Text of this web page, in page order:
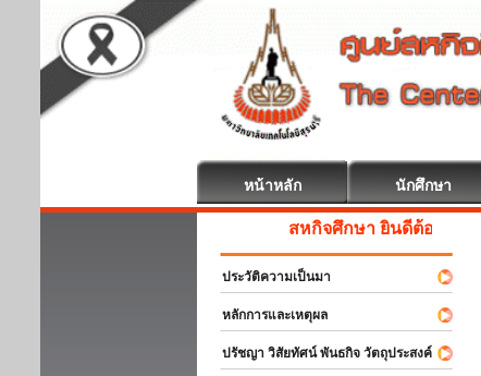
หน้าหลัก นักศึกษา
สหกิจศึกษา ยินดีต้อนรับ
ประวัติความเป็นมา
หลักการและเหตุผล
ปรัชญา วิสัยทัศน์ พันธกิจ วัตถุประสงค์